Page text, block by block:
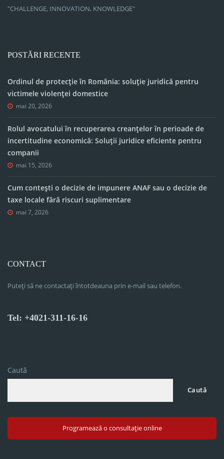
"CHALLENGE, INNOVATION, KNOWLEDGE"
POSTĂRI RECENTE
Ordinul de protecție în România: soluție juridică pentru
victimele violenței domestice
mai 20, 2026
Rolul avocatului în recuperarea creanțelor în perioade de
incertitudine economică: Soluții juridice eficiente pentru
companii
mai 15, 2026
Cum contești o decizie de impunere ANAF sau o decizie de
taxe locale fără riscuri suplimentare
mai 7, 2026
CONTACT
Puteți să ne contactați întotdeauna prin e-mail sau telefon.
Tel: +4021-311-16-16
Caută
Caută
Programează o consultație online